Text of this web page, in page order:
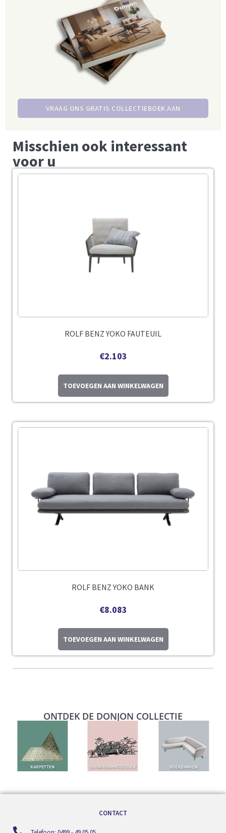
VRAAG ONS GRATIS COLLECTIEBOEK AAN
Misschien ook interessant
voor u
ROLF BENZ YOKO FAUTEUIL
€2.103
TOEVOEGEN AAN WINKELWAGEN
ROLF BENZ YOKO BANK
€8.083
TOEVOEGEN AAN WINKELWAGEN
ONTDEK DE DONJON COLLECTIE
CONTACT